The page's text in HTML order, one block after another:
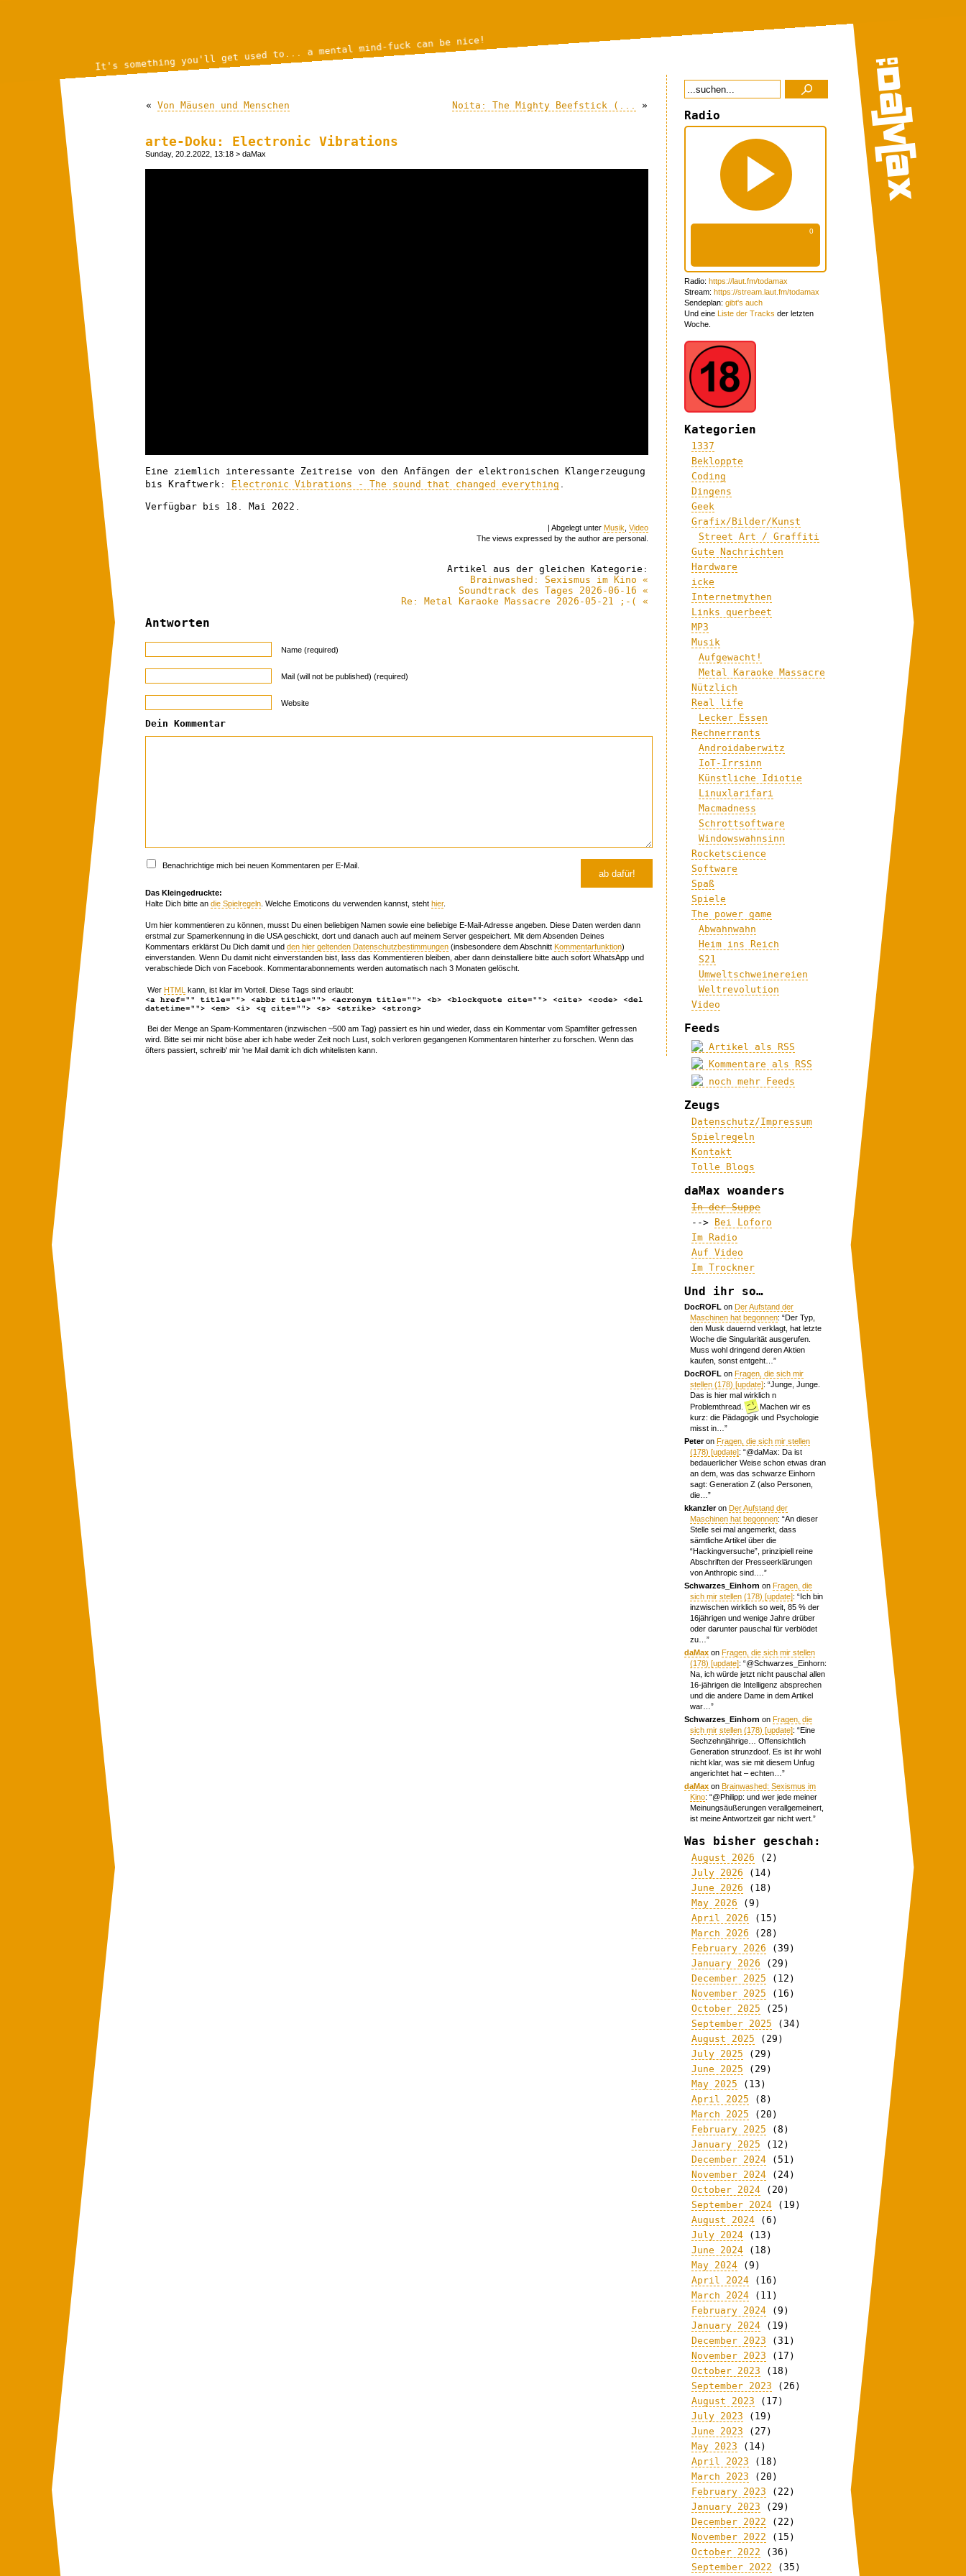
It's something you'll get used to... a mental mind-fuck can be nice!
« Von Mäusen und Menschen Noita: The Mighty Beefstick (... »
arte-Doku: Electronic Vibrations
Sunday, 20.2.2022, 13:18 > daMax
Eine ziemlich interessante Zeitreise von den Anfängen der elektronischen Klangerzeugung
bis Kraftwerk: Electronic Vibrations - The sound that changed everything
Verfügbar bis 18. Mai 2022.
| Abgelegt unter Musik Video
The views expressed by the author are personal.
Artikel aus der gleichen Kategorie:
Brainwashed: Sexismus im Kino «
Soundtrack des Tages 2026-06-16 «
Re: Metal Karaoke Massacre 2026-05-21 ;-( «
Antworten
Name (required)
Mail (will not be published) (required)
Website
Dein Kommentar
Benachrichtige mich bei neuen Kommentaren per E-Mail.
Das Kleingedruckte:
Halte Dich bitte an die Spielregeln . Welche Emoticons du verwenden kannst, steht hier.
Um hier kommentieren zu können, musst Du einen beliebigen Namen sowie eine beliebige E-Mail-Adresse angeben. Diese Daten werden dann
erstmal zur Spamerkennung in die USA geschickt, dort und danach auch auf meinem Server gespeichert. Mit dem Absenden Deines
Kommentars erklärst Du Dich damit und den hier geltenden Datenschutzbestimmungen (insbesondere dem Abschnitt Kommentarfunktion)
einverstanden. Wenn Du damit nicht einverstanden bist, lass das Kommentieren bleiben, aber dann deinstalliere bitte auch sofort WhatsApp und
verabschiede Dich von Facebook. Kommentarabonnements werden automatisch nach 3 Monaten gelöscht.
Wer HTML kann, ist klar im Vorteil. Diese Tags sind erlaubt:
<a href="" title=""> <abbr title=""> <acronym title=""> <b> <blockquote cite=""> <cite> <code> <del
datetime=""> <em> <i> <q cite=""> <s> <strike> <strong>
Bei der Menge an Spam-Kommentaren (inzwischen ~500 am Tag) passiert es hin und wieder, dass ein Kommentar vom Spamfilter gefressen
wird. Bitte sei mir nicht böse aber ich habe weder Zeit noch Lust, solch verloren gegangenen Kommentaren hinterher zu forschen. Wenn das
öfters passiert, schreib' mir 'ne Mail damit ich dich whitelisten kann.
Radio
Radio: https://laut.fm/todamax
Stream: https://stream.laut.fm/todamax
Sendeplan: gibt's auch
Und eine Liste der Tracks der letzten
Woche.
Kategorien
1337
Bekloppte
Coding
Dingens
Geek
Grafix/Bilder/Kunst
Street Art / Graffiti
Gute Nachrichten
Hardware
icke
Internetmythen
Links querbeet
MP3
Musik
Aufgewacht!
Metal Karaoke Massacre
Nützlich
Real life
Lecker Essen
Rechnerrants
Androidaberwitz
IoT-Irrsinn
Künstliche Idiotie
Linuxlarifari
Macmadness
Schrottsoftware
Windowswahnsinn
Rocketscience
Software
Spaß
Spiele
The power game
Abwahnwahn
Heim ins Reich
S21
Umweltschweinereien
Weltrevolution
Video
Feeds
Artikel als RSS
Kommentare als RSS
noch mehr Feeds
Zeugs
Datenschutz/Impressum
Spielregeln
Kontakt
Tolle Blogs
daMax woanders
In der Suppe
-->
Bei Loforo
Im Radio
Auf Video
Im Trockner
Und ihr so…
DocROFL onDer Aufstand der
Maschinen hat begonnen: “Der Typ,
den Musk dauernd verklagt, hat letzte
Woche die Singularität ausgerufen.
Muss wohl dringend deren Aktien
kaufen, sonst entgeht… ”
DocROFL onFragen, die sich mir
stellen (178) [update]: “Junge, Junge.
Das is hier mal wirklich n
Problemthread.
Machen wir es
kurz: die Pädagogik und Psychologie
misst in… ”
PeteronFragen, die sich mir stellen
(178) [update]: “@daMax: Da ist
bedauerlicher Weise schon etwas dran
an dem, was das schwarze Einhorn
sagt: Generation Z (also Personen,
die… ”
kkanzleronDer Aufstand der
Maschinen hat begonnen: “An dieser
Stelle sei mal angemerkt, dass
sämtliche Artikel über die
“Hackingversuche”, prinzipiell reine
Abschriften der Presseerklärungen
von Anthropic sind.… ”
Schwarzes_Einhorn onFragen, die
sich mir stellen (178) [update]: “Ich bin
inzwischen wirklich so weit, 85 % der
16jährigen und wenige Jahre drüber
oder darunter pauschal für verblödet
zu… ”
daMax onFragen, die sich mir stellen
(178) [update]: “@Schwarzes_Einhorn:
Na, ich würde jetzt nicht pauschal allen
16-jährigen die Intelligenz absprechen
und die andere Dame in dem Artikel
war… ”
Schwarzes_Einhorn onFragen, die
sich mir stellen (178) [update]: “Eine
Sechzehnjährige… Offensichtlich
Generation strunzdoof. Es ist ihr wohl
nicht klar, was sie mit diesem Unfug
angerichtet hat – echten… ”
daMax onBrainwashed: Sexismus im
Kino: “@Philipp: und wer jede meiner
Meinungsäußerungen verallgemeinert,
ist meine Antwortzeit gar nicht wert. ”
Was bisher geschah:
August 2026 (2)
July 2026 (14)
June 2026 (18)
May 2026 (9)
April 2026 (15)
March 2026 (28)
February 2026 (39)
January 2026 (29)
December 2025 (12)
November 2025 (16)
October 2025 (25)
September 2025 (34)
August 2025 (29)
July 2025 (29)
June 2025 (29)
May 2025 (13)
April 2025 (8)
March 2025 (20)
February 2025 (8)
January 2025 (12)
December 2024 (51)
November 2024 (24)
October 2024 (20)
September 2024 (19)
August 2024 (6)
July 2024 (13)
June 2024 (18)
May 2024 (9)
April 2024 (16)
March 2024 (11)
February 2024 (9)
January 2024 (19)
December 2023 (31)
November 2023 (17)
October 2023 (18)
September 2023 (26)
August 2023 (17)
July 2023 (19)
June 2023 (27)
May 2023 (14)
April 2023 (18)
March 2023 (20)
February 2023 (22)
January 2023 (29)
December 2022 (22)
November 2022 (15)
October 2022 (36)
September 2022 (35)